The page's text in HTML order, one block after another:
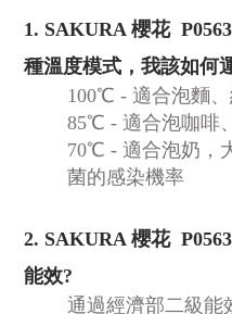
1. SAKURA 櫻花
種溫度模式，我該如何
100℃ - 適合泡麵
85℃ - 適合泡咖啡
70℃ - 適合泡奶，
菌的感染機率
2. SAKURA 櫻花
能效?
通過經濟部二級能